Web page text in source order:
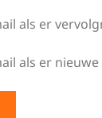
als er
als er